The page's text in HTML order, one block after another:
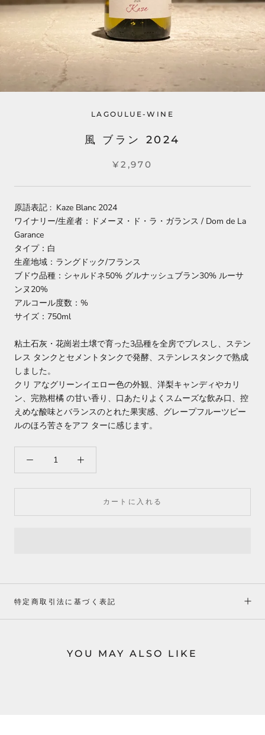
LAGOULUE-WINE
風 ブラン 2024
¥2,970
原語表記 : Kaze Blanc 2024
ワイナリー/生産者：ドメーヌ・ド・ラ・ガランス / Dom de La
Garance
タイプ：白
生産地域：ラングドック/フランス
ブドウ品種：シャルドネ50% グルナッシュブラン30% ルーサ
ンヌ20%
アルコール度数：%
サイズ：750ml
粘土石灰・花崗岩土壌で育った3品種を全房でプレスし、ステン
レス タンクとセメントタンクで発酵、ステンレスタンクで熟成
しました。
クリ アなグリーンイエロー色の外観、洋梨キャンディやカリ
ン、完熟柑橘 の甘い香り、口あたりよくスムーズな飲み口、控
えめな酸味とバランスのとれた果実感、グレープフルーツピー
ルのほろ苦さをアフ ターに感じます。
カートに入れる
特定商取引法に基づく表記
YOU MAY ALSO LIKE